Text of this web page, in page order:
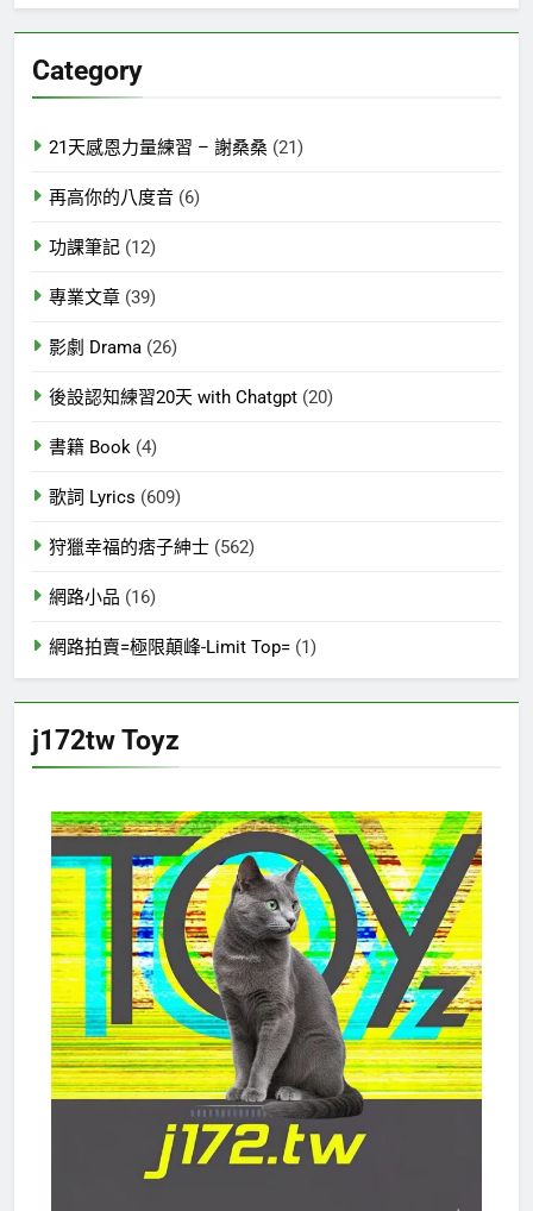
字:
Category
21天感恩力量練習 – 謝桑桑 (21)
再高你的八度音 (6)
功課筆記 (12)
專業文章 (39)
影劇 Drama (26)
後設認知練習20天 with Chatgpt (20)
書籍 Book (4)
歌詞 Lyrics (609)
狩獵幸福的痞子紳士 (562)
網路小品 (16)
網路拍賣=極限顛峰-Limit Top= (1)
j172tw Toyz